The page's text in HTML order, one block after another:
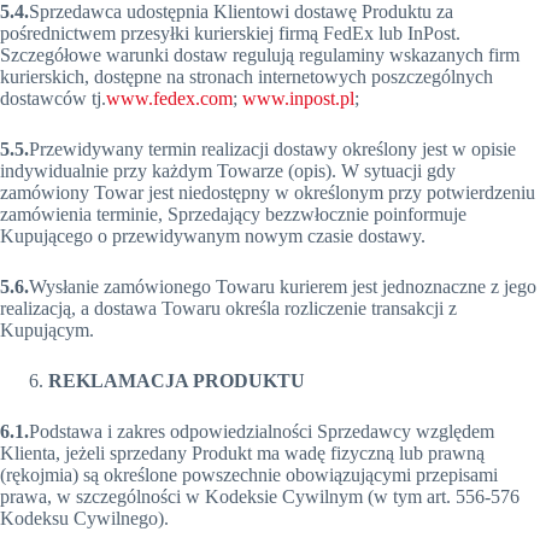
5.4.Sprzedawca udostępnia Klientowi dostawę Produktu za
pośrednictwem przesyłki kurierskiej firmą FedEx lub InPost.
Szczegółowe warunki dostaw regulują regulaminy wskazanych firm
kurierskich, dostępne na stronach internetowych poszczególnych
dostawców tj.www.fedex.com; www.inpost.pl;
5.5.Przewidywany termin realizacji dostawy określony jest w opisie
indywidualnie przy każdym Towarze (opis). W sytuacji gdy
zamówiony Towar jest niedostępny w określonym przy potwierdzeniu
zamówienia terminie, Sprzedający bezzwłocznie poinformuje
Kupującego o przewidywanym nowym czasie dostawy.
5.6.Wysłanie zamówionego Towaru kurierem jest jednoznaczne z jego
realizacją, a dostawa Towaru określa rozliczenie transakcji z
Kupującym.
REKLAMACJA PRODUKTU
6.1.Podstawa i zakres odpowiedzialności Sprzedawcy względem
Klienta, jeżeli sprzedany Produkt ma wadę fizyczną lub prawną
(rękojmia) są określone powszechnie obowiązującymi przepisami
prawa, w szczególności w Kodeksie Cywilnym (w tym art. 556-576
Kodeksu Cywilnego).